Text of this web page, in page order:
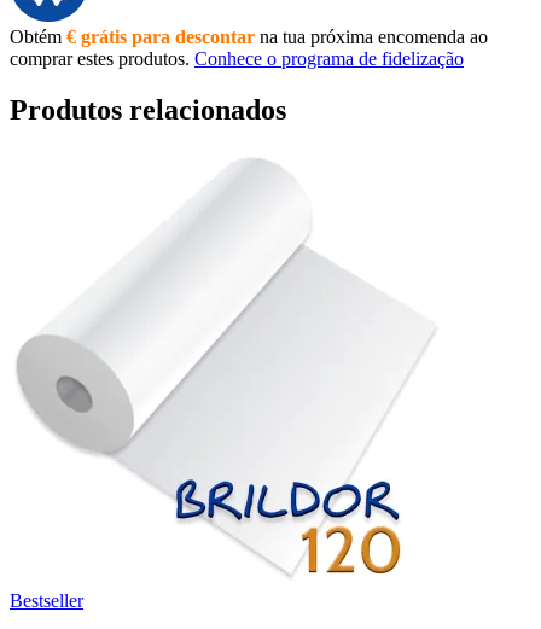
Obtém € grátis para descontar na tua próxima encomenda ao
comprar estes produtos. Conhece o programa de fidelização
Produtos relacionados
Bestseller